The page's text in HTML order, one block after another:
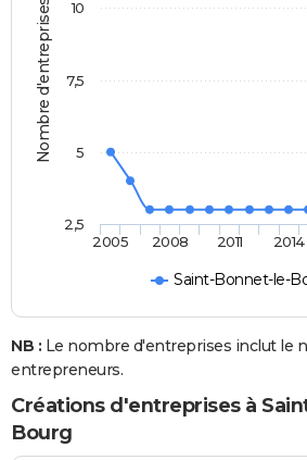
Nombre d'entreprises
Saint-Bonnet-le-
2005 2008 2011 2014
2,5
5
7,5
10
NB : Le nombre d'entreprises inclut le
entrepreneurs.
Créations d'entreprises à
Bourg